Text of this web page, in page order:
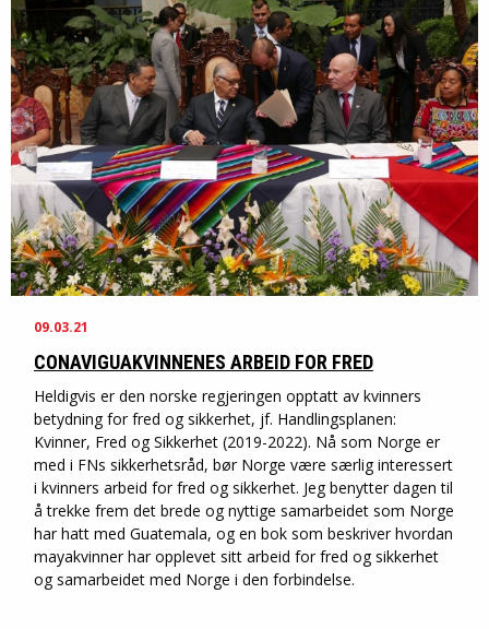
09.03.21
CONAVIGUAKVINNENES ARBEID FOR FRED
Heldigvis er den norske regjeringen opptatt av kvinners
betydning for fred og sikkerhet, jf. Handlingsplanen:
Kvinner, Fred og Sikkerhet (2019-2022). Nå som Norge er
med i FNs sikkerhetsråd, bør Norge være særlig interessert
i kvinners arbeid for fred og sikkerhet. Jeg benytter dagen til
å trekke frem det brede og nyttige samarbeidet som Norge
har hatt med Guatemala, og en bok som beskriver hvordan
mayakvinner har opplevet sitt arbeid for fred og sikkerhet
og samarbeidet med Norge i den forbindelse.